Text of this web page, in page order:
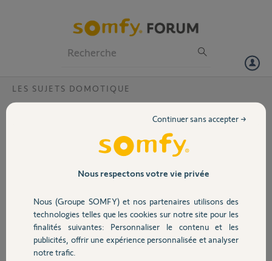
Volet
Sécurité
Domotique
LES SUJETS DOMOTIQUE
Je ne plus me connecter sur mon compte tahoma alors que j’y arrive
Tahoma switch Pin: 2086 3200 9137
Sur mon compte somfy cela me demande d’activer la box ce que je
bug du mail non reconnu
Merci,
Laurent M.
Nous respectons votre vie privée
Nous (Groupe SOMFY) et nos partenaires utilisons des
technologies telles que les cookies sur notre site pour les
finalités suivantes: Personnaliser le contenu et les
publicités, offrir une expérience personnalisée et analyser
notre trafic.
Continuer sans accepter →